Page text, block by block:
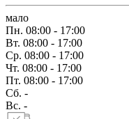
мало
Пн. 08:00 - 17:00
Вт. 08:00 - 17:00
Ср. 08:00 - 17:00
Чт. 08:00 - 17:00
Пт. 08:00 - 17:00
Сб. -
Вс. -